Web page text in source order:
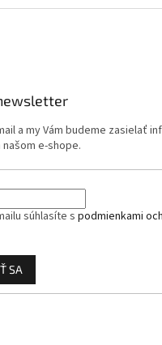
a my Vám budeme zasielať
e-shope.
súhlasíte s podmienkami
SA